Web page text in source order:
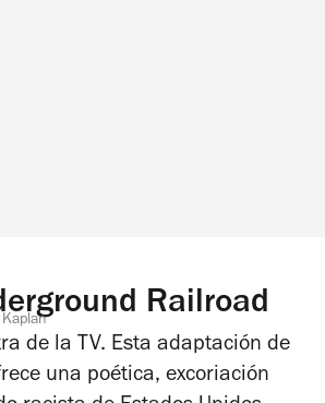
Railroad
de la TV. Esta adaptación de
una poética, excoriación